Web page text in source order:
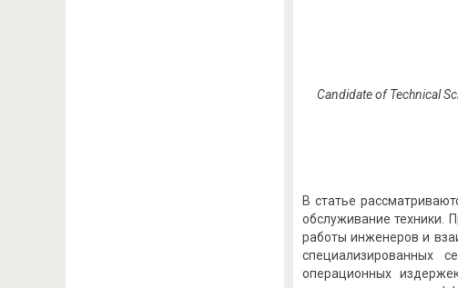
Candidate of Technical
В статье
обслуживание техники.
работы инженеров и
специализированных
операционных